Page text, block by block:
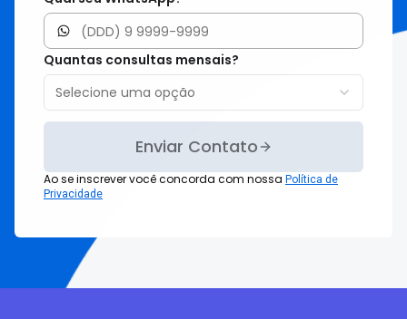
Quantas consultas mensais?
Selecione uma opção
Enviar Contato
Ao se inscrever você concorda com nossa Política de
Privacidade